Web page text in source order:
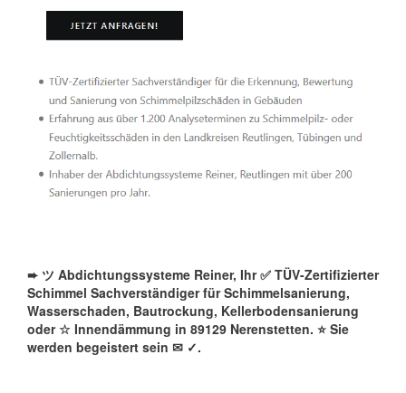
➨ ツ Abdichtungssysteme Reiner, Ihr ✅ TÜV-Zertifizierter
Schimmel Sachverständiger für Schimmelsanierung,
Wasserschaden, Bautrockung, Kellerbodensanierung
oder ☆ Innendämmung in 89129 Nerenstetten. ⭐ Sie
werden begeistert sein ✉ ✓️.